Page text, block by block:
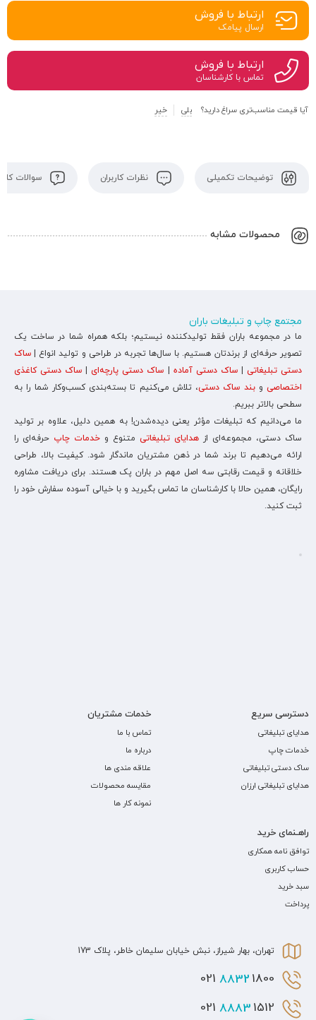
ارتباط با فروش
ارسال پیامک
ارتباط با فروش
تماس با کارشناسان
آیا قیمت مناسب‌تری سراغ دارید؟ بلی خیر
توضیحات تکمیلی نظرات کاربران سوالات
محصولات مشابه
مجتمع چاپ و تبلیغات باران
ما در مجموعه باران فقط تولیدکننده نیستیم؛ بلکه همراه شما در ساخت یک
تصویر حرفه‌ای از برندتان هستیم. با سال‌ها تجربه در طراحی و تولید انواع | ساک
دستی تبلیغاتی |ساک دستی آماده ساک دستی پارچه‌ای| ساک دستی کاغذی
اختصاصی وبند ساک دستی، تلاش می‌کنیم تا بسته‌بندی کسب‌وکار شما را به
سطحی بالاتر ببریم.
ما می‌دانیم که تبلیغات مؤثر یعنی دیده‌شدن! به همین دلیل، علاوه بر تولید
ساک دستی، مجموعه‌ای از هدایای تبلیغاتی متنوع و خدمات چاپ حرفه‌ای را
ارائه می‌دهیم تا برند شما در ذهن مشتریان ماندگار شود. کیفیت بالا، طراحی
خلاقانه و قیمت رقابتی سه اصل مهم در باران پک هستند. برای دریافت مشاوره
رایگان، همین حالا با کارشناسان ما تماس بگیرید و با خیالی آسوده سفارش خود را
ثبت کنید.
دسترسی سریع
هدایای تبلیغاتی
خدمات چاپ
ساک دستی تبلیغاتی
هدایای تبلیغاتی ارزان
خدمات مشتریان
تماس با ما
درباره ما
علاقه مندی ها
مقایسه محصولات
نمونه کار ها
راهـنمای خرید
توافق نامه همکاری
حساب کاربری
سبد خرید
پرداخت
تهران، بهار شیراز، نبش خیابان سلیمان خاطر، پلاک 173
8832 1800 021
8883 1512 021